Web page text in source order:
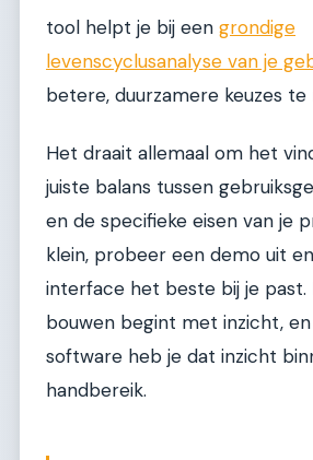
tool helpt je bij een grondige
levenscyclusanalyse van je
betere, duurzamere keuzes te
Het draait allemaal om het
juiste balans tussen
en de specifieke eisen van je
klein, probeer een demo uit
interface het beste bij je past.
bouwen begint met inzicht,
software heb je dat inzicht
handbereik.